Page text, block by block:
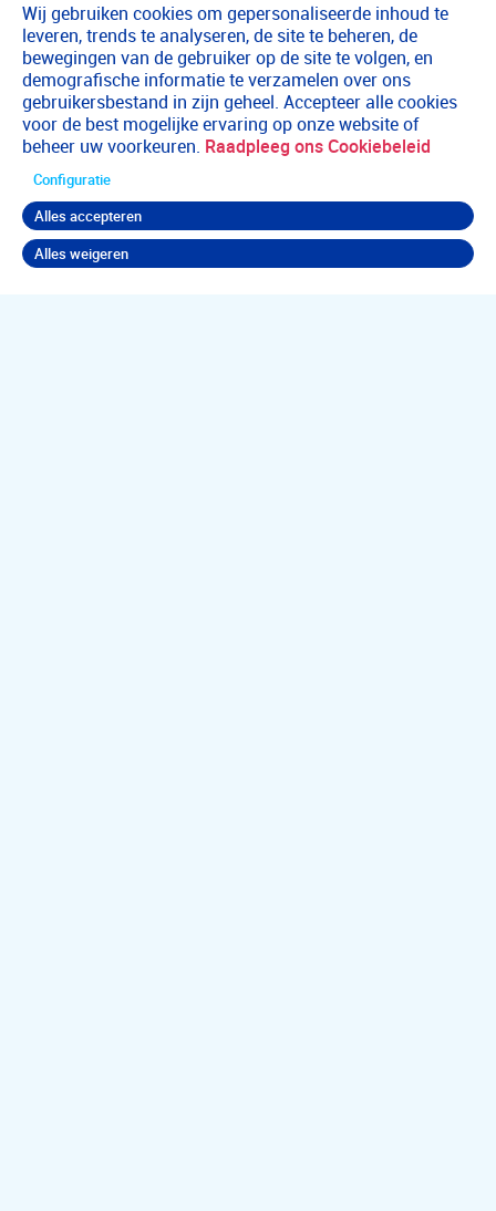
Wij gebruiken cookies om gepersonaliseerde inhoud te
leveren, trends te analyseren, de site te beheren, de
bewegingen van de gebruiker op de site te volgen, en
demografische informatie te verzamelen over ons
gebruikersbestand in zijn geheel. Accepteer alle cookies
voor de best mogelijke ervaring op onze website of
beheer uw voorkeuren. Raadpleeg ons Cookiebeleid
Configuratie
Alles accepteren
Alles weigeren